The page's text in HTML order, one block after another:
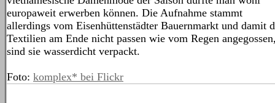
europaweit erwerben können. Die Aufnahme stammt
allerdings vom Eisenhüttenstädter Bauernmarkt und damit
Textilien am Ende nicht passen wie vom Regen
sind sie wasserdicht verpackt.
Foto: komplex* bei Flickr